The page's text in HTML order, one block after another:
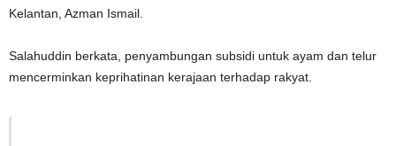
Kelantan, Azman Ismail.
Salahuddin berkata, penyambungan subsidi untuk ayam dan telur
mencerminkan keprihatinan kerajaan terhadap rakyat.